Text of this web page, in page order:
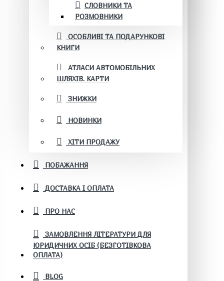
СЛОВНИКИ ТА
РОЗМОВНИКИ
ОСОБЛИВІ ТА ПОДАРУНКОВІ
КНИГИ
АТЛАСИ АВТОМОБІЛЬНИХ
ШЛЯХІВ. КАРТИ
ЗНИЖКИ
НОВИНКИ
ХІТИ ПРОДАЖУ
ПОБАЖАННЯ
ДОСТАВКА І ОПЛАТА
ПРО НАС
ЗАМОВЛЕННЯ ЛІТЕРАТУРИ ДЛЯ
ЮРИДИЧНИХ ОСІБ (БЕЗГОТІВКОВА
ОПЛАТА)
BLOG